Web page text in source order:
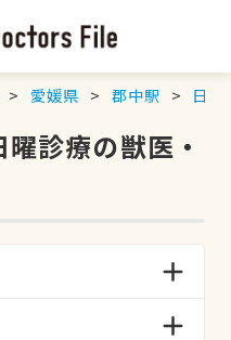
愛媛県 郡中駅 日曜
診療の獣医・